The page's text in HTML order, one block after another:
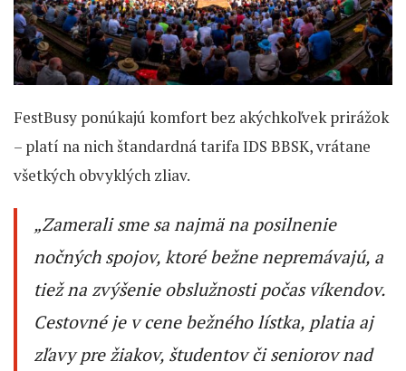
FestBusy ponúkajú komfort bez akýchkoľvek prirážok
– platí na nich štandardná tarifa IDS BBSK, vrátane
všetkých obvyklých zliav.
„Zamerali sme sa najmä na posilnenie
nočných spojov, ktoré bežne nepremávajú, a
tiež na zvýšenie obslužnosti počas víkendov.
Cestovné je v cene bežného lístka, platia aj
zľavy pre žiakov, študentov či seniorov nad